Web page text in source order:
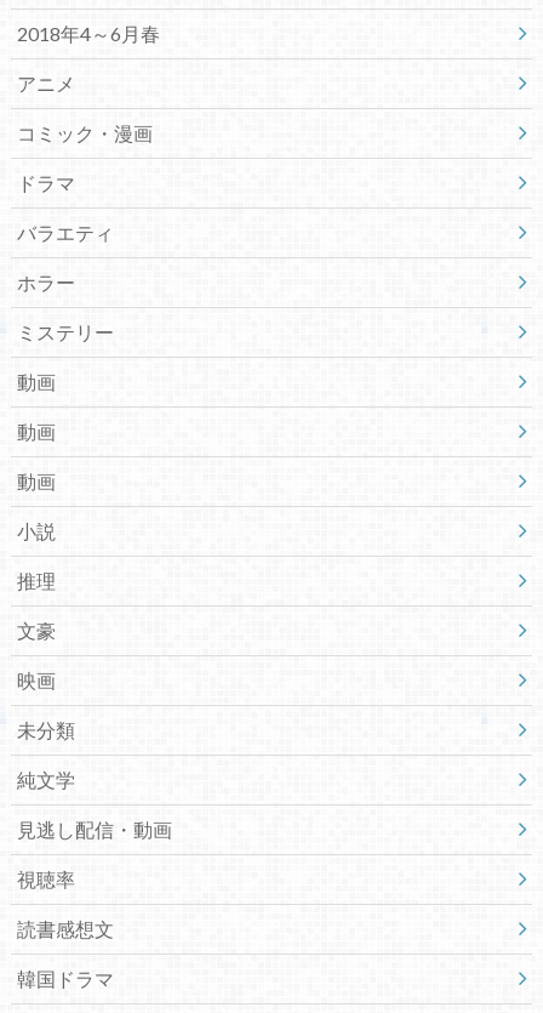
2018年4～6月春
アニメ
コミック・漫画
ドラマ
バラエティ
ホラー
ミステリー
動画
動画
動画
小説
推理
文豪
映画
未分類
純文学
見逃し配信・動画
視聴率
読書感想文
韓国ドラマ